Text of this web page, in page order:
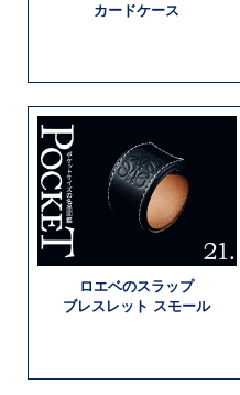
カードケース
ロエベのスラップ
ブレスレット スモール